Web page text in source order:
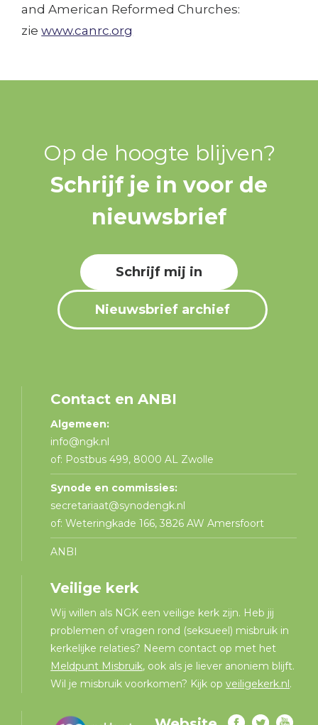
and American Reformed Churches:
ziewww.canrc.org
Op de hoogte blijven?
Schrijf je in voor de
nieuwsbrief
Schrijf mij in
Nieuwsbrief archief
Contact en ANBI
Algemeen:
info@ngk.nl
of: Postbus 499, 8000 AL Zwolle
Synode en commissies:
secretariaat@synodengk.nl
of: Weteringkade 166, 3826 AW Amersfoort
ANBI
Veilige kerk
Wij willen als NGK een veilige kerk zijn. Heb jij
problemen of vragen rond (seksueel) misbruik in
kerkelijke relaties? Neem contact op met het
Meldpunt Misbruik, ook als je liever anoniem blijft.
Wil je misbruik voorkomen? Kijk opveiligekerk.nl.